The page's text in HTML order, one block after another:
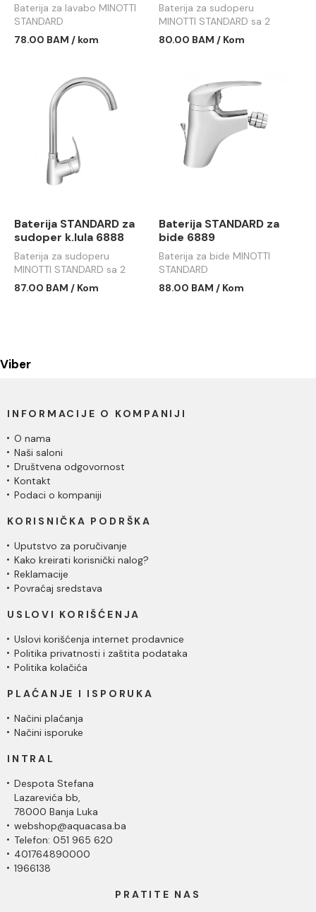
Baterija za lavabo MINOTTI
STANDARD
78.00 BAM / kom
Baterija za sudoperu
MINOTTI STANDARD sa 2
cevi labud
80.00 BAM / Kom
Baterija STANDARD za
sudoper k.lula 6888
Baterija za sudoperu
MINOTTI STANDARD sa 2
cevi labud 6888
87.00 BAM / Kom
Baterija STANDARD za
bide 6889
Baterija za bide MINOTTI
STANDARD
88.00 BAM / Kom
Viber
INFORMACIJE O KOMPANIJI
O nama
Naši saloni
Društvena odgovornost
Kontakt
Podaci o kompaniji
KORISNIČKA PODRŠKA
Uputstvo za poručivanje
Kako kreirati korisnički nalog?
Reklamacije
Povraćaj sredstava
USLOVI KORIŠĆENJA
Uslovi korišćenja internet prodavnice
Politika privatnosti i zaštita podataka
Politika kolačića
PLAĆANJE I ISPORUKA
Načini plaćanja
Načini isporuke
INTRAL
Despota Stefana
Lazarevića bb,
78000 Banja Luka
webshop@aquacasa.ba
Telefon: 051 965 620
401764890000
1966138
PRATITE NAS